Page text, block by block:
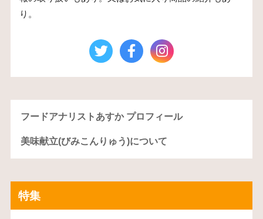
り。
フードアナリストあすか プロフィール
美味献立(びみこんりゅう)について
特集